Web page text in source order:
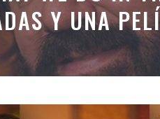
Y UNA